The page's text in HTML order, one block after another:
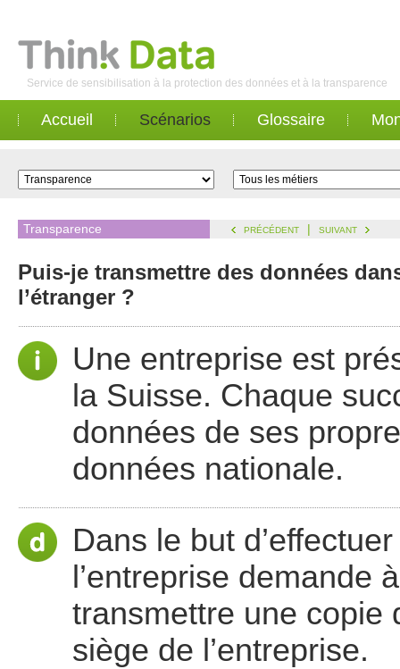
Service de sensibilisation à la protection des données et à la transparence
Accueil Scénarios Glossaire
Transparence PRÉCÉDENT | SUIVANT
Puis-je transmettre des données
l’étranger ?
Une entreprise est
la Suisse. Chaque
données de ses
données nationale.
Dans le but
l’entreprise demande
transmettre une copie
siège de l’entreprise.